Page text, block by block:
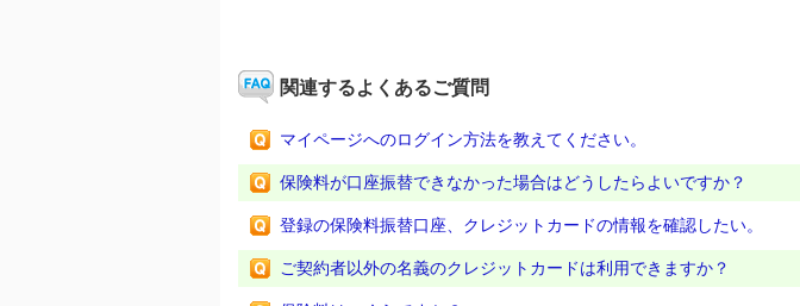
関連するよくあるご質問
マイページへのログイン方法を教えてください。
保険料が口座振替できなかった場合はどうしたらよいですか？
登録の保険料振替口座、クレジットカードの情報を確認したい。
ご契約者以外の名義のクレジットカードは利用できますか？